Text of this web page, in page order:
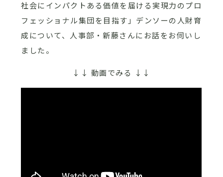
社会にインパクトある価値を届ける実現力のプロ
フェッショナル集団を目指す」デンソーの人財育
成について、人事部・新藤さんにお話をお伺いし
ました。
↓↓ 動画でみる ↓↓